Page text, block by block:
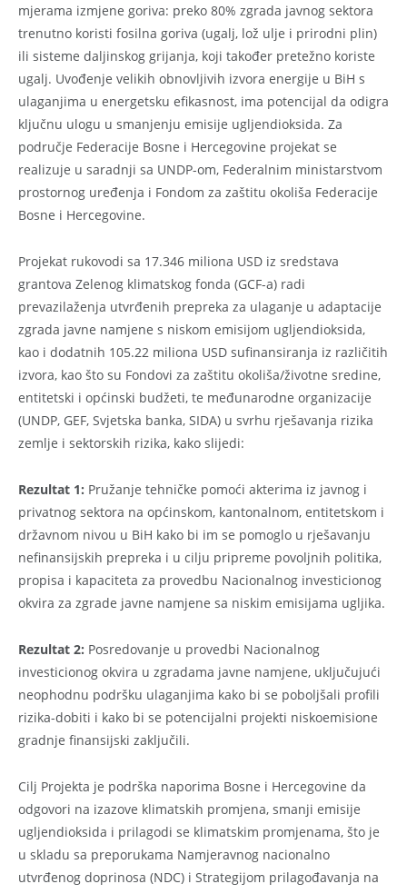
mjerama izmjene goriva: preko 80% zgrada javnog sektora
trenutno koristi fosilna goriva (ugalj, lož ulje i prirodni plin)
ili sisteme daljinskog grijanja, koji također pretežno koriste
ugalj. Uvođenje velikih obnovljivih izvora energije u BiH s
ulaganjima u energetsku efikasnost, ima potencijal da odigra
ključnu ulogu u smanjenju emisije ugljendioksida. Za
područje Federacije Bosne i Hercegovine projekat se
realizuje u saradnji sa UNDP-om, Federalnim ministarstvom
prostornog uređenja i Fondom za zaštitu okoliša Federacije
Bosne i Hercegovine.
Projekat rukovodi sa 17.346 miliona USD iz sredstava
grantova Zelenog klimatskog fonda (GCF-a) radi
prevazilaženja utvrđenih prepreka za ulaganje u adaptacije
zgrada javne namjene s niskom emisijom ugljendioksida,
kao i dodatnih 105.22 miliona USD sufinansiranja iz različitih
izvora, kao što su Fondovi za zaštitu okoliša/životne sredine,
entitetski i općinski budžeti, te međunarodne organizacije
(UNDP, GEF, Svjetska banka, SIDA) u svrhu rješavanja rizika
zemlje i sektorskih rizika, kako slijedi:
Rezultat 1: Pružanje tehničke pomoći akterima iz javnog i
privatnog sektora na općinskom, kantonalnom, entitetskom i
državnom nivou u BiH kako bi im se pomoglo u rješavanju
nefinansijskih prepreka i u cilju pripreme povoljnih politika,
propisa i kapaciteta za provedbu Nacionalnog investicionog
okvira za zgrade javne namjene sa niskim emisijama ugljika.
Rezultat 2: Posredovanje u provedbi Nacionalnog
investicionog okvira u zgradama javne namjene, uključujući
neophodnu podršku ulaganjima kako bi se poboljšali profili
rizika-dobiti i kako bi se potencijalni projekti niskoemisione
gradnje finansijski zaključili.
Cilj Projekta je podrška naporima Bosne i Hercegovine da
odgovori na izazove klimatskih promjena, smanji emisije
ugljendioksida i prilagodi se klimatskim promjenama, što je
u skladu sa preporukama Namjeravnog nacionalno
utvrđenog doprinosa (NDC) i Strategijom prilagođavanja na